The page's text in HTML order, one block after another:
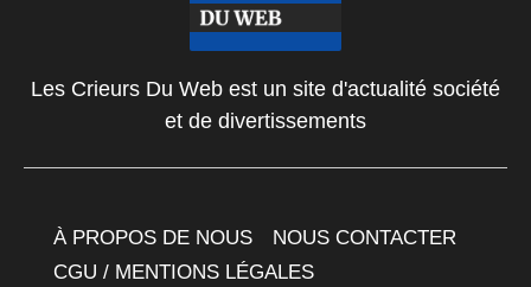
Les Crieurs Du Web est un site d'actualité société
et de divertissements
À PROPOS DE NOUS
NOUS CONTACTER
CGU / MENTIONS LÉGALES